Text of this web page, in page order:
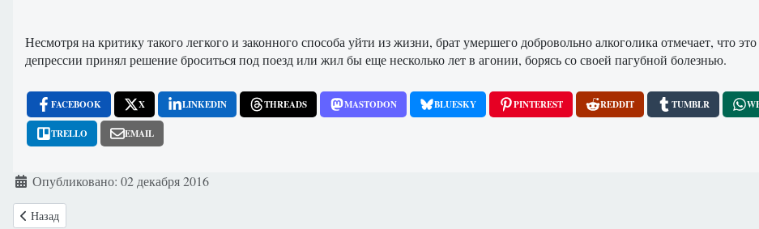
Несмотря на критику такого легкого и законного способа уйти из жизни, брат умершего добровольно алкоголика отмечает, что
депрессии принял решение броситься под поезд или жил бы еще несколько лет в агонии, борясь со своей пагубной болезнью.
FACEBOOK X LINKEDIN THREADS MASTODON BLUESKY PINTEREST REDDIT TUMBLR
TRELLO EMAIL
Информация о материале
Опубликовано: 02 декабря 2016
Предыдущий: Россия: Петиция о запрете абортов отклонена
Назад